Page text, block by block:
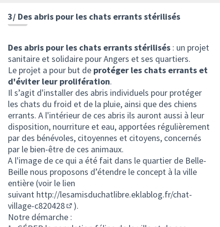
3/ Des abris pour les chats errants stérilisés
Des abris pour les chats errants stérilisés : un projet
sanitaire et solidaire pour Angers et ses quartiers.
Le projet a pour but de protéger les chats errants et
d'éviter leur prolifération.
Il s’agit d'installer des abris individuels pour protéger
les chats du froid et de la pluie, ainsi que des chiens
errants. A l'intérieur de ces abris ils auront aussi à leur
disposition, nourriture et eau, apportées régulièrement
par des bénévoles, citoyennes et citoyens, concernés
par le bien-être de ces animaux.
A l'image de ce qui a été fait dans le quartier de Belle-
Beille nous proposons d’étendre le concept à la ville
entière (voir le lien
suivant http://lesamisduchatlibre.eklablog.fr/chat-
village-c820428
(Lien externe)
).
Notre démarche :